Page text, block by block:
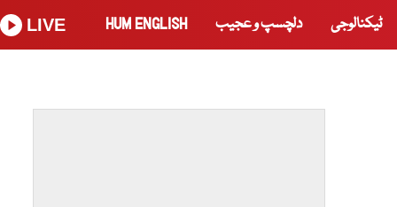
ٹیکنالوجی دلچسپ و عجیب HUM ENGLISH
LIVE